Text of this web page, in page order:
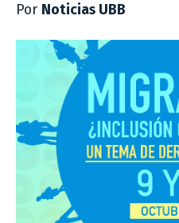
Por Noticias UBB